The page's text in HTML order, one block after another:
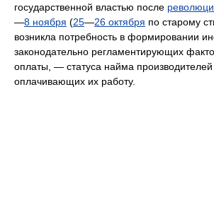
государственной властью после
—8 ноября (25—26 октября по старому
возникла потребность в формировании
законодательно регламентирующих
оплаты, — статуса найма производителей
оплачивающих их работу.